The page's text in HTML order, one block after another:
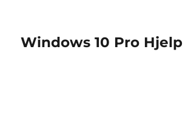
Windows 10 Pro Hjelp